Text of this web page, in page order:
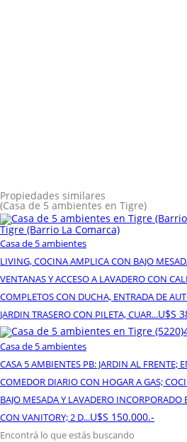
Propiedades similares
(Casa de 5 ambientes en Tigre)
Tigre (Barrio La Comarca)
Casa de 5 ambientes
LIVING, COCINA AMPLICA CON BAJO
VENTANAS Y ACCESO A LAVADERO CON
COMPLETOS CON DUCHA, ENTRADA DE
JARDIN TRASERO CON PILETA, CUAR...U$S
Casa de 5 ambientes
CASA 5 AMBIENTES PB: JARDIN AL FRENTE;
COMEDOR DIARIO CON HOGAR A GAS;
BAJO MESADA Y LAVADERO
CON VANITORY; 2 D...U$S 150.000.-
Encontrá lo que estás buscando